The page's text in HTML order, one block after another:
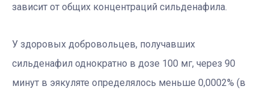
зависит от общих концентраций сильденафила.
У здоровых добровольцев, получавших
сильденафил однократно в дозе 100 мг, через 90
минут в эякуляте определялось меньше 0,0002% (в